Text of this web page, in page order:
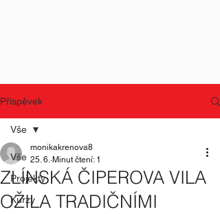
Příspěvek
Vše
Projekty
Kurzy
Vše
ZLÍNSKÁ ČIPEROVA VILA
OŽILA TRADIČNÍMI
monikakrenova8
25. 6. Minut čtení: 1